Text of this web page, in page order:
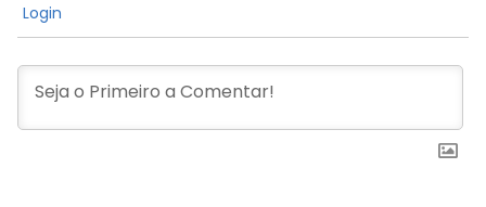
Login